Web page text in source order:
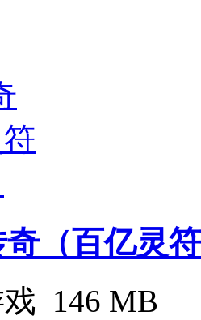
（百亿灵
146 MB